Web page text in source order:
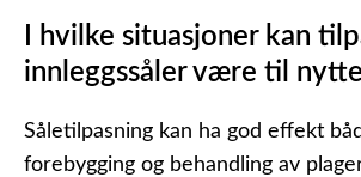
I hvilke situasjoner kan
innleggssåler være til
Såletilpasning kan ha god effekt
forebygging og behandling av